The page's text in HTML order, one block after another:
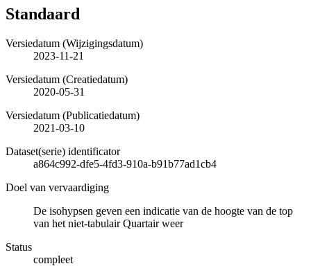
Standaard
Versiedatum (Wijzigingsdatum)
2023-11-21
Versiedatum (Creatiedatum)
2020-05-31
Versiedatum (Publicatiedatum)
2021-03-10
Dataset(serie) identificator
a864c992-dfe5-4fd3-910a-b91b77ad1cb4
Doel van vervaardiging
De isohypsen geven een indicatie van de hoogte van de top
van het niet-tabulair Quartair weer
Status
compleet